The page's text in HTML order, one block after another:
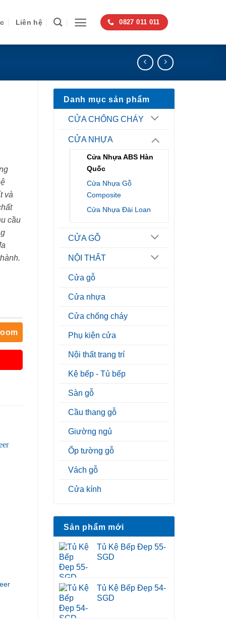
Liên hệ 0827 011 011
Danh mục sản phẩm
CỬA CHỐNG CHÁY
CỬA NHỰA
Cửa Nhựa ABS Hàn
Quốc
Cửa Nhựa Gỗ
Composite
Cửa Nhựa Đài Loan
CỬA GỖ
NỘI THẤT
Cửa gỗ
Cửa nhựa
Cửa chống cháy
Phụ kiện cửa
Nội thất trang trí
Kệ bếp - Tủ bếp
Sàn gỗ
Cầu thang gỗ
Giường ngủ
Ốp tường gỗ
Vách gỗ
Cửa kính
Sản phẩm mới
Tủ Kệ Bếp Đẹp 55-
SGD
Tủ Kệ Bếp Đẹp 54-
SGD
và
cầu